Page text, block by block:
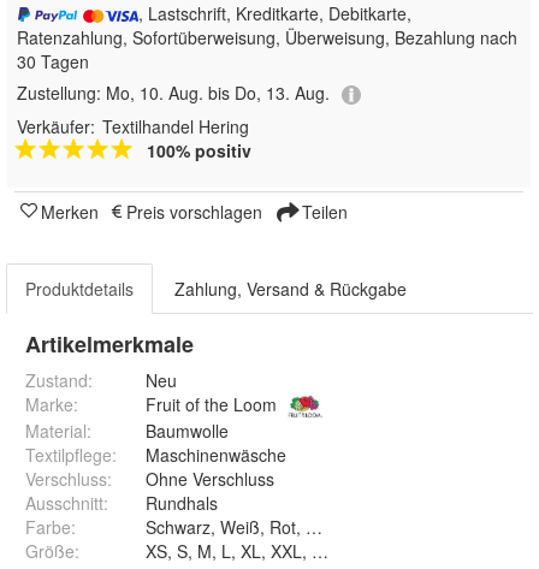
, Lastschrift, Kreditkarte, Debitkarte,
Ratenzahlung, Sofortüberweisung, Überweisung, Bezahlung nach
30 Tagen
Zustellung: Mo, 10. Aug. bis Do, 13. Aug.
Verkäufer: Textilhandel Hering
100% positiv
Merken Preis vorschlagen Teilen
Produktdetails Zahlung, Versand & Rückgabe
Artikelmerkmale
Zustand:
Neu
Marke:
Fruit of the Loom
Material:
Baumwolle
Textilpflege:
Maschinenwäsche
Verschluss:
Ohne Verschluss
Ausschnitt:
Rundhals
Farbe:
Größe: